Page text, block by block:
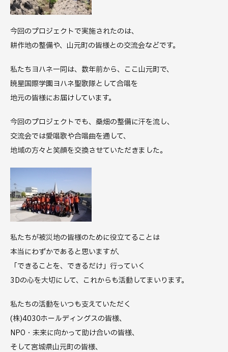
今回のプロジェクトで実施されたのは、
耕作地の整備や、山元町の皆様との交流会などです。
私たちヨハネ一同は、数年前から、ここ山元町で、
暁星国際学園ヨハネ聖歌隊として合唱を
地元の皆様にお届けしています。
今回のプロジェクトでも、桑畑の整備に汗を流し、
交流会では愛唱歌や合唱曲を通して、
地域の方々と笑顔を交換させていただきました。
私たちが被災地の皆様のために役立てることは
本当にわずかであると思いますが、
「できることを、できるだけ」行っていく
3Dの心を大切にして、これからも活動してまいります。
私たちの活動をいつも支えていただく
(株)4030ホールディングスの皆様、
NPO・未来に向かって助け合いの皆様、
そして宮城県山元町の皆様、